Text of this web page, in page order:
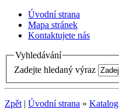
Úvodní strana
Mapa stránek
Kontaktujete nás
Vyhledávání
Zadejte hledaný výraz
Zpět | Úvodní strana » Katalog